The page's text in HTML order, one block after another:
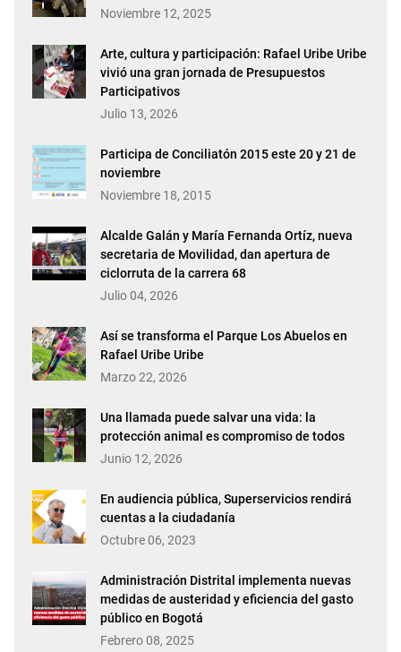
Noviembre 12, 2025
Arte, cultura y participación: Rafael Uribe Uribe
vivió una gran jornada de Presupuestos
Participativos
Julio 13, 2026
Participa de Conciliatón 2015 este 20 y 21 de
noviembre
Noviembre 18, 2015
Alcalde Galán y María Fernanda Ortíz, nueva
secretaria de Movilidad, dan apertura de
ciclorruta de la carrera 68
Julio 04, 2026
Así se transforma el Parque Los Abuelos en
Rafael Uribe Uribe
Marzo 22, 2026
Una llamada puede salvar una vida: la
protección animal es compromiso de todos
Junio 12, 2026
En audiencia pública, Superservicios rendirá
cuentas a la ciudadanía
Octubre 06, 2023
Administración Distrital implementa nuevas
medidas de austeridad y eficiencia del gasto
público en Bogotá
Febrero 08, 2025